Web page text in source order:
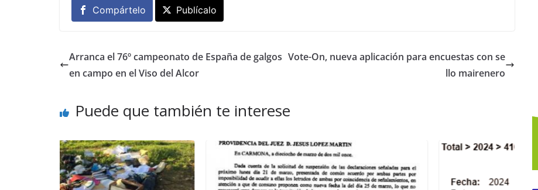
Compártelo Publícalo
Arranca el 76º campeonato de España de galgos
en campo en el Viso del Alcor
Vote-On, nueva aplicación para encuestas con se
llo mairenero
Puede que también te interese